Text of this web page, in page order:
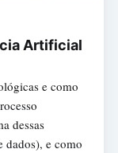
Artificial
e como
dessas
e como